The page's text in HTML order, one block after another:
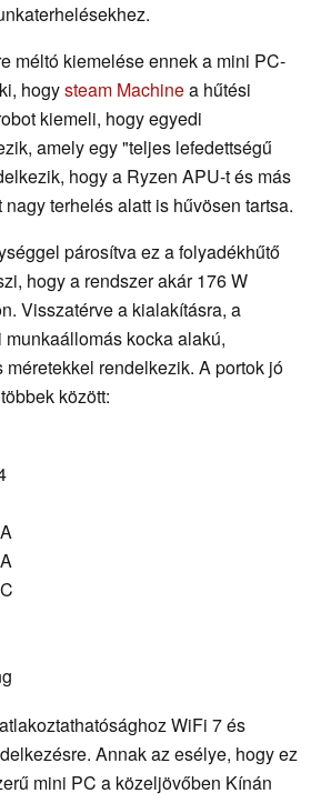
méltó kiemelése ennek a mini PC-
hogysteam Machinea hűtési
kiemeli, hogy egyedi
amely egy "teljes lefedettségű
hogy a Ryzen APU-t és más
terhelés alatt is hűvösen tartsa.
párosítva ez a folyadékhűtő
hogy a rendszer akár 176 W
Visszatérve a kialakításra, a
kocka alakú,
méretekkel rendelkezik. A portok jó
között:
WiFi 7 és
Annak az esélye, hogy ez
mini PC a közeljövőben Kínán